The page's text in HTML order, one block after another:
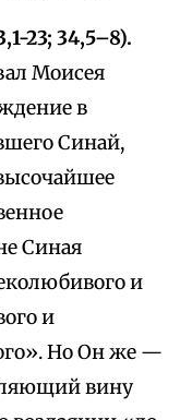
23; 34,5–8).
Моисея
в
Синай,
Синая
и
и
Но Он же —
вину